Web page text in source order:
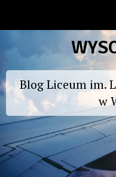
to
Blog Liceum im.
w